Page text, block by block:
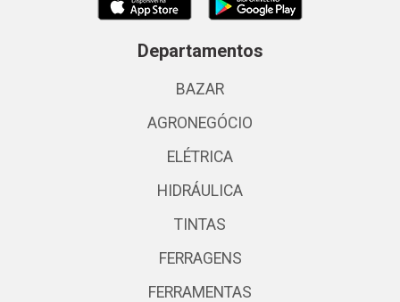
Departamentos
BAZAR
AGRONEGÓCIO
ELÉTRICA
HIDRÁULICA
TINTAS
FERRAGENS
FERRAMENTAS